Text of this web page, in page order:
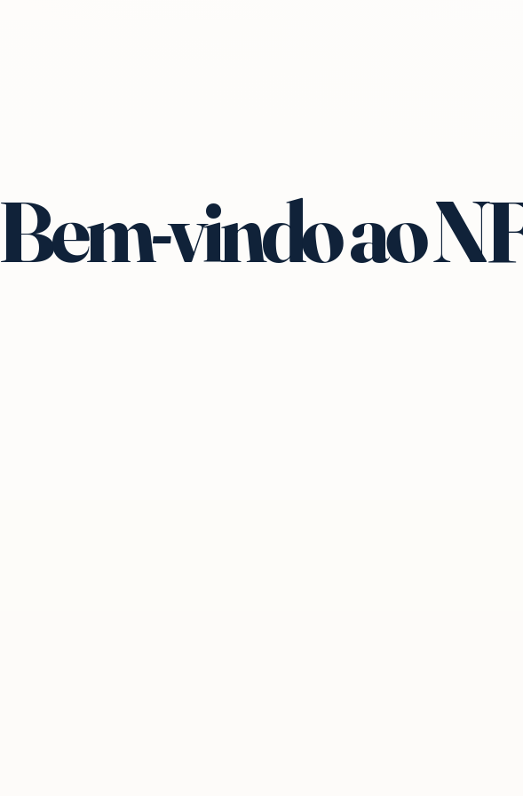
Bem-vindo ao